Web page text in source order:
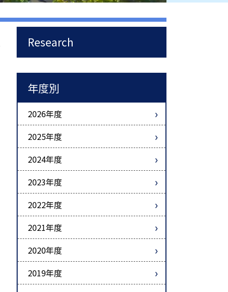
Research
年度別
2026年度
2025年度
2024年度
2023年度
2022年度
2021年度
2020年度
2019年度